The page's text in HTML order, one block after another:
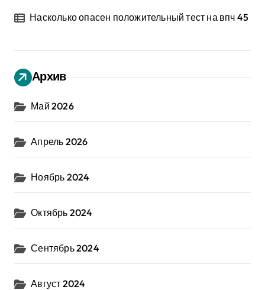
Насколько опасен положительный тест на впч 45
Архив
Май 2026
Апрель 2026
Ноябрь 2024
Октябрь 2024
Сентябрь 2024
Август 2024